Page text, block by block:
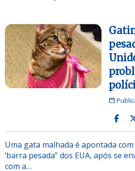
Uma gata malhada é apontada
‘barra pesada” dos EUA, após se
com a…